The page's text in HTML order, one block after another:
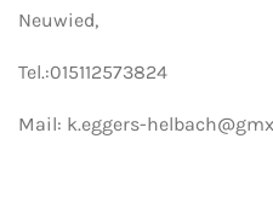
Neuwied,
Tel.:015112573824
Mail: k.eggers-